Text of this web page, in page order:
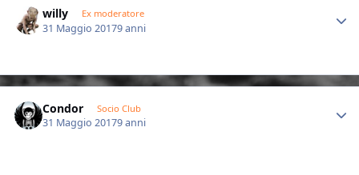
willy Ex moderatore
31 Maggio 20179 anni
Condor Socio Club
31 Maggio 20179 anni